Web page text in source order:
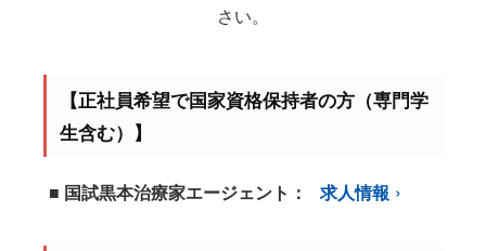
さい。
【正社員希望で国家資格保持者の方（専門学
生含む）】
■ 国試黒本治療家エージェント： 求人情報